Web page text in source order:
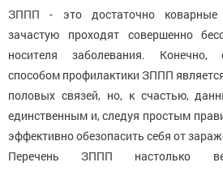
ЗППП - это достаточно коварные
зачастую проходят совершенно
носителя заболевания.
способом профилактики ЗППП
половых связей, но, к счастью,
единственным и, следуя простым
эффективно обезопасить себя от
Перечень ЗППП настолько